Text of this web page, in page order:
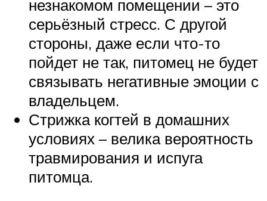
незнакомом помещении – это
серьёзный стресс. С другой
стороны, даже если что-то
пойдет не так, питомец не будет
связывать негативные эмоции с
владельцем.
Стрижка когтей в домашних
условиях – велика вероятность
травмирования и испуга
питомца.